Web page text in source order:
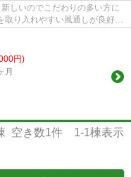
しいのでこだわりの多い方に
取り入れやすい風通しが良好な
円)
月
空き数1件 1-1棟表示